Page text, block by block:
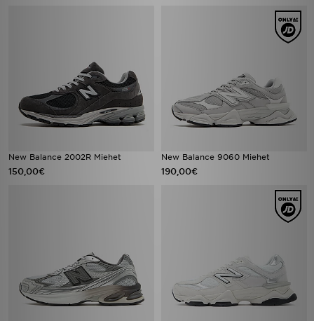
New Balance 2002R Miehet
150,00€
New Balance 9060 Miehet
190,00€